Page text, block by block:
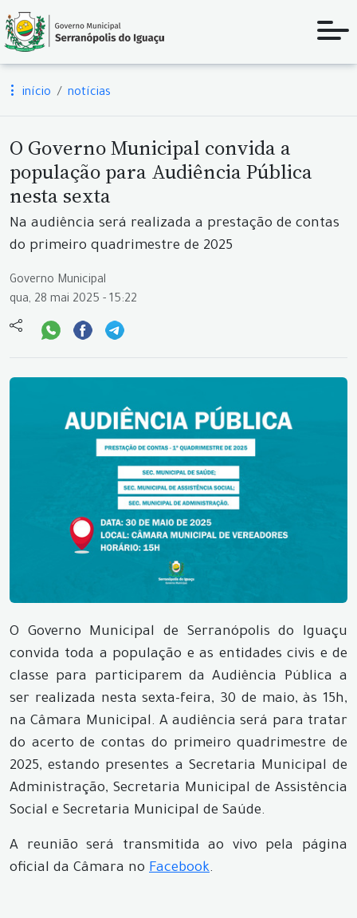
início notícias
O Governo Municipal convida a
população para Audiência Pública
nesta sexta
Na audiência será realizada a prestação de contas
do primeiro quadrimestre de 2025
Governo Municipal
qua, 28 mai 2025 - 15:22
O Governo Municipal de Serranópolis do Iguaçu
convida toda a população e as entidades civis e de
classe para participarem da Audiência Pública a
ser realizada nesta sexta-feira, 30 de maio, às 15h,
na Câmara Municipal. A audiência será para tratar
do acerto de contas do primeiro quadrimestre de
2025, estando presentes a Secretaria Municipal de
Administração, Secretaria Municipal de Assistência
Social e Secretaria Municipal de Saúde.
A reunião será transmitida ao vivo pela página
oficial da Câmara no Facebook.